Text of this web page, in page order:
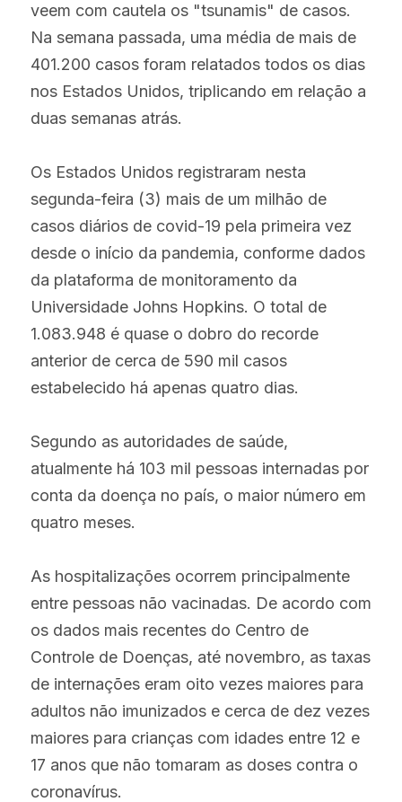
veem com cautela os "tsunamis" de casos.
Na semana passada, uma média de mais de
401.200 casos foram relatados todos os dias
nos Estados Unidos, triplicando em relação a
duas semanas atrás.
Os Estados Unidos registraram nesta
segunda-feira (3) mais de um milhão de
casos diários de covid-19 pela primeira vez
desde o início da pandemia, conforme dados
da plataforma de monitoramento da
Universidade Johns Hopkins. O total de
1.083.948 é quase o dobro do recorde
anterior de cerca de 590 mil casos
estabelecido há apenas quatro dias.
Segundo as autoridades de saúde,
atualmente há 103 mil pessoas internadas por
conta da doença no país, o maior número em
quatro meses.
As hospitalizações ocorrem principalmente
entre pessoas não vacinadas. De acordo com
os dados mais recentes do Centro de
Controle de Doenças, até novembro, as taxas
de internações eram oito vezes maiores para
adultos não imunizados e cerca de dez vezes
maiores para crianças com idades entre 12 e
17 anos que não tomaram as doses contra o
coronavírus.